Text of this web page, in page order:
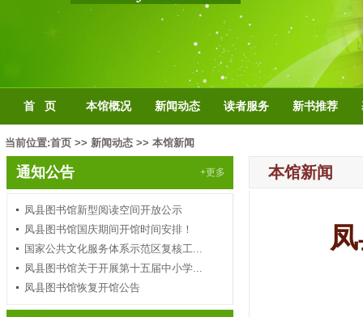
首 页 本馆概况 新闻动态 读者服务 新书推荐
当前位置:首页 >> 新闻动态 >> 本馆新闻
通知公告 +更多
凤县图书馆新型阅读空间开放公示
凤县图书馆国庆期间开馆时间安排！
国家公共文化服务体系示范区复核工...
凤县图书馆关于开展第十五届中小学...
凤县图书馆恢复开馆公告
本馆新闻